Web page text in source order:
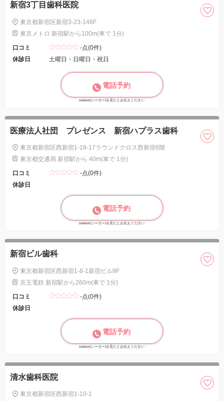
新宿3丁目歯科医院
東京都新宿区新宿3-23-146F
東京メトロ 新宿駅から100m(車で 1分)
口コミ
-点(0件)
休診日
土曜日・日曜日・祝日
電話予約
seeker(シーカー)を見たとお伝えください
医療法人社団 プレゼンス 新宿ハプラス歯科
東京都新宿区西新宿1-18-17ラウンドクロス西新宿6階
東京都交通局 新宿駅から 40m(車で 1分)
口コミ
-点(0件)
休診日
電話予約
seeker(シーカー)を見たとお伝えください
新宿ビル歯科
東京都新宿区西新宿1-8-1新宿ビル9F
京王電鉄 新宿駅から260m(車で 1分)
口コミ
-点(0件)
休診日
電話予約
seeker(シーカー)を見たとお伝えください
清水歯科医院
東京都新宿区西新宿1-10-1